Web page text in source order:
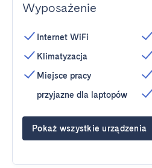
Wyposażenie
Internet WiFi
Klimatyzacja
Miejsce pracy
przyjazne dla laptopów
Pokaż wszystkie urządzenia